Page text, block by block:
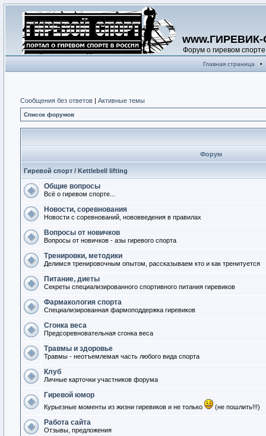
Форум о гиревом спорте
Главная страница •
Сообщения без ответов | Активные темы
Список форумов
Форум
Гиревой спорт / Kettlebell lifting
Общие вопросы
Всё о гиревом спорте...
Новости, соревнования
Новости с соревнований, нововведения в правилах
Вопросы от новичков
Вопросы от новичков - азы гиревого спорта
Тренировки, методики
Делимся тренировочным опытом, рассказываем кто и как тренитуется
Питание, диеты
Секреты специализированного спортивного питания гиревиков
Фармакология спорта
Специализированная фармоподдержка гиревиков
Сгонка веса
Предсоревновательная сгонка веса
Травмы и здоровье
Травмы - неотъемлемая часть любого вида спорта
Клуб
Личные карточки участников форума
Гиревой юмор
Курьезные моменты из жизни гиревиков и не только (не пошлить!!!)
Работа сайта
Отзывы, предложения